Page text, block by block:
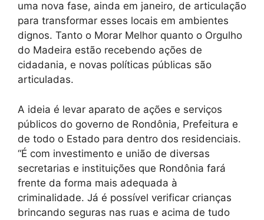
uma nova fase, ainda em janeiro, de articulação
para transformar esses locais em ambientes
dignos. Tanto o Morar Melhor quanto o Orgulho
do Madeira estão recebendo ações de
cidadania, e novas políticas públicas são
articuladas.
A ideia é levar aparato de ações e serviços
públicos do governo de Rondônia, Prefeitura e
de todo o Estado para dentro dos residenciais.
“É com investimento e união de diversas
secretarias e instituições que Rondônia fará
frente da forma mais adequada à
criminalidade. Já é possível verificar crianças
brincando seguras nas ruas e acima de tudo